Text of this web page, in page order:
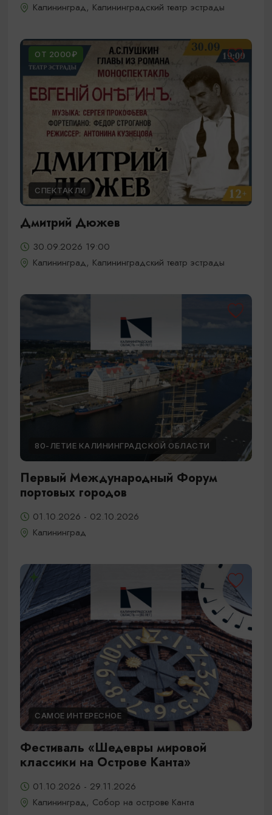
Калининград, Калининградский театр эстрады
ОТ 2000₽
СПЕКТАКЛИ
Дмитрий Дюжев
30.09.2026 19:00
Калининград, Калининградский театр эстрады
80-ЛЕТИЕ КАЛИНИНГРАДСКОЙ ОБЛАСТИ
Первый Международный Форум
портовых городов
01.10.2026 - 02.10.2026
Калининград
САМОЕ ИНТЕРЕСНОЕ
Фестиваль «Шедевры мировой
классики на Острове Канта»
01.10.2026 - 29.11.2026
Калининград, Собор на острове Канта